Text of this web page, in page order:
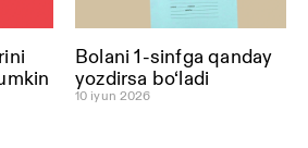
Bolani 1-sinfga qanday
yozdirsa bo‘ladi
10 iyun 2026